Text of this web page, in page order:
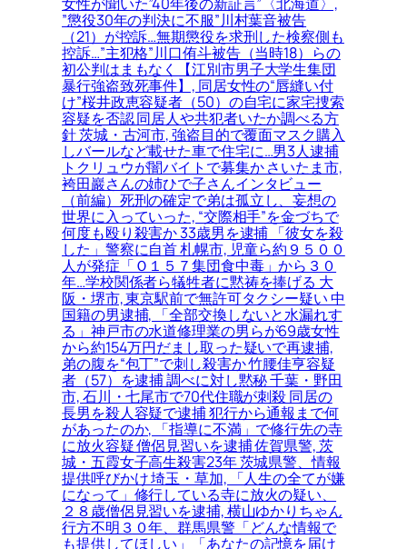
”懲役30年の判決に不服”川村葉音被告
（21）が控訴…無期懲役を求刑した検察側も
控訴…”主犯格”川口侑斗被告（当時18）らの
初公判はまもなく【江別市男子大学生集団
暴行強盗致死事件】, 同居女性の“唇縫い付
け”桜井政恵容疑者（50）の自宅に家宅捜索
容疑を否認 同居人や共犯者いたか調べる方
針 茨城・古河市, 強盗目的で覆面マスク購入
しバールなど載せた車で住宅に…男3人逮捕
トクリュウが闇バイトで募集か さいたま市,
袴田巖さんの姉ひで子さんインタビュー
（前編）死刑の確定で弟は孤立し、妄想の
世界に入っていった, “交際相手”を金づちで
何度も殴り殺害か 33歳男を逮捕 「彼女を殺
した」警察に自首 札幌市, 児童ら約９５００
人が発症「Ｏ１５７集団食中毒」から３０
年…学校関係者ら犠牲者に黙祷を捧げる 大
阪・堺市, 東京駅前で無許可タクシー疑い 中
国籍の男逮捕, 「全部交換しないと水漏れす
る」神戸市の水道修理業の男らが69歳女性
から約154万円だまし取った疑いで再逮捕,
弟の腹を“包丁”で刺し殺害か 竹腰佳亨容疑
者（57）を逮捕 調べに対し黙秘 千葉・野田
市, 石川・七尾市で70代住職が刺殺 同居の
長男を殺人容疑で逮捕 犯行から通報まで何
があったのか, 「指導に不満」で修行先の寺
に放火容疑 僧侶見習いを逮捕 佐賀県警, 茨
城・五霞女子高生殺害23年 茨城県警、情報
提供呼びかけ 埼玉・草加, 「人生の全てが嫌
になって」修行している寺に放火の疑い、
２８歳僧侶見習いを逮捕, 横山ゆかりちゃん
行方不明３０年、群馬県警「どんな情報で
も提供してほしい」「あなたの記憶を届け